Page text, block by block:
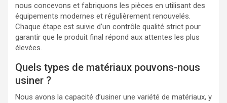
nous concevons et fabriquons les pièces en utilisant des
équipements modernes et régulièrement renouvelés.
Chaque étape est suivie d’un contrôle qualité strict pour
garantir que le produit final répond aux attentes les plus
élevées.
Quels types de matériaux pouvons-nous
usiner ?
Nous avons la capacité d’usiner une variété de matériaux, y